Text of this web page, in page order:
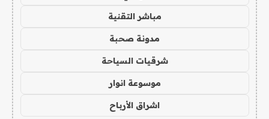
مباشر التقنية
مدونة صحبة
شرقيات السياحة
موسوعة انوار
اشراق الأرباح